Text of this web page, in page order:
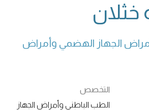
خثلان
الجهاز الهضمي وأمراض
التخصص
الطب الباطني وأمراض الجهاز